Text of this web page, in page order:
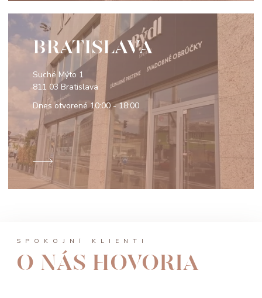
BRATISLAVA
Suché Mýto 1
811 03 Bratislava
Dnes otvorené10:00 - 18:00
SPOKOJNÍ KLIENTI
O NÁS HOVORIA